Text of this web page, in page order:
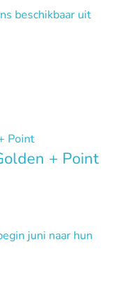
beschikbaar uit
+ Point
juni naar hun